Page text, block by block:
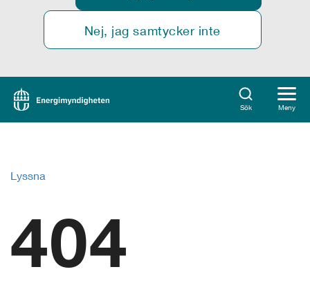
Nej, jag samtycker inte
Sök Meny
Lyssna
404